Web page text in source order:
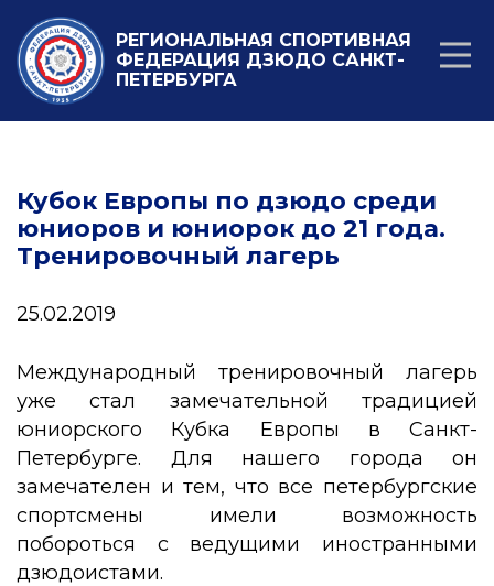
РЕГИОНАЛЬНАЯ СПОРТИВНАЯ
ФЕДЕРАЦИЯ ДЗЮДО САНКТ-
ПЕТЕРБУРГА
Кубок Европы по дзюдо среди
юниоров и юниорок до 21 года.
Tренировочный лагерь
25.02.2019
Международный тренировочный лагерь
уже стал замечательной традицией
юниорского Кубка Европы в Санкт-
Петербурге. Для нашего города он
замечателен и тем, что все петербургские
спортсмены имели возможность
побороться с ведущими иностранными
дзюдоистами.